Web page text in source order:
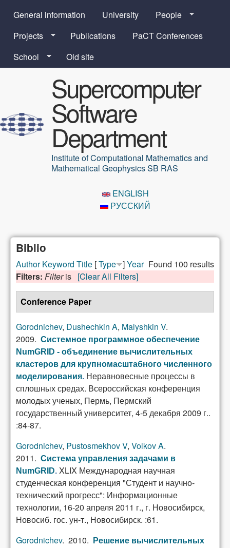
General information University
People
Projects
Publications
PaCT Conferences
School
Old site
Supercomputer
Software
Department
Institute of Computational Mathematics and
Mathematical Geophysics SB RAS
ENGLISH
РУССКИЙ
Biblio
Found 100 results
Author Keyword Title [Type ]Year
Filters: Filteris [Clear All Filters]
Conference Paper
Gorodnichev, Dushechkin A, Malyshkin V.
2009. Системное программное обеспечение
NumGRID - объединение вычислительных
кластеров для крупномасштабного численного
моделирования. Неравновесные процессы в
сплошных средах. Всероссийская конференция
молодых ученых, Пермь, Пермский
государственный университет, 4-5 декабря 2009 г..
:84-87.
Gorodnichev, Pustosmekhov V, Volkov A.
2011. Система управления задачами в
NumGRID. XLIX Международная научная
студенческая конференция "Студент и научно-
технический прогресс": Информационные
технологии, 16-20 апреля 2011 г., г. Новосибирск,
Новосиб. гос. ун-т., Новосибирск. :61.
Gorodnichev. 2010.
Решение вычислительных